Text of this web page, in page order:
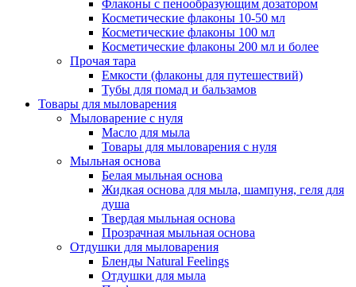
Флаконы с пенообразующим дозатором
Косметические флаконы 10-50 мл
Косметические флаконы 100 мл
Косметические флаконы 200 мл и более
Прочая тара
Емкости (флаконы для путешествий)
Тубы для помад и бальзамов
Товары для мыловарения
Мыловарение с нуля
Масло для мыла
Товары для мыловарения с нуля
Мыльная основа
Белая мыльная основа
Жидкая основа для мыла, шампуня, геля для
душа
Твердая мыльная основа
Прозрачная мыльная основа
Отдушки для мыловарения
Бленды Natural Feelings
Отдушки для мыла